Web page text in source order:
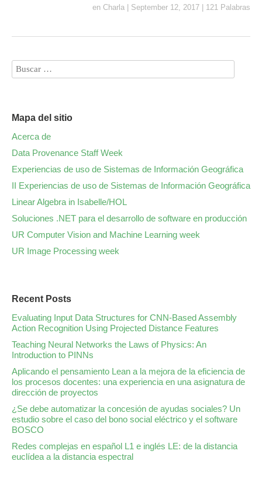
en Charla September 12, 2017 121 Palabras
Mapa del sitio
Acerca de
Data Provenance Staff Week
Experiencias de uso de Sistemas de Información Geográfica
II Experiencias de uso de Sistemas de Información Geográfica
Linear Algebra in Isabelle/HOL
Soluciones .NET para el desarrollo de software en producción
UR Computer Vision and Machine Learning week
UR Image Processing week
Recent Posts
Evaluating Input Data Structures for CNN-Based Assembly
Action Recognition Using Projected Distance Features
Teaching Neural Networks the Laws of Physics: An
Introduction to PINNs
Aplicando el pensamiento Lean a la mejora de la eficiencia de
los procesos docentes: una experiencia en una asignatura de
dirección de proyectos
¿Se debe automatizar la concesión de ayudas sociales? Un
estudio sobre el caso del bono social eléctrico y el software
BOSCO
Redes complejas en español L1 e inglés LE: de la distancia
euclídea a la distancia espectral